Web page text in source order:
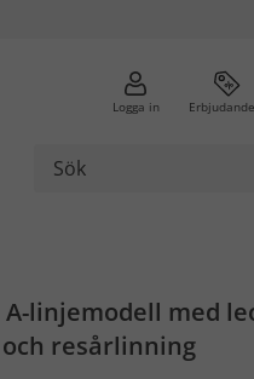
Logga in
linjemodell med
resårlinning